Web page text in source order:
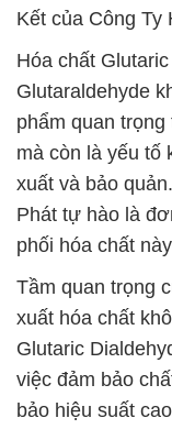
Kết của Công
Hóa chất
Glutaraldehyde
phẩm quan
mà còn là yếu tố
xuất và bảo
Phát tự hào là
phối hóa chất
Tầm quan trọng
xuất hóa chất
Glutaric
việc đảm bảo
bảo hiệu suất